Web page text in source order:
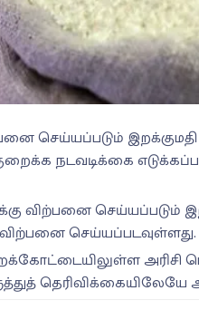
செய்யப்படும்
நடவடிக்கை
விற்பனை செய்யப்படும்
விற்பனை செய்யப்படவுள்ளது.
தெரிவிக்கையிலேயே